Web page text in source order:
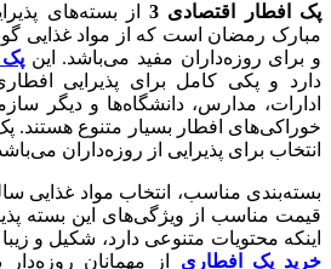
پک افطار اقتصادی 3
از بسته‌های
مبارک رمضان است که از مواد غذایی
و برای روزه‌داران مفید می‌باشد. این پک
دارد و پکی کامل برای پذیرایی
ادارات، مدارس، دانشگاه‌ها و دیگر
خوراکی‌های افطار بسیار متنوع هستند.
انتخاب برای پذیرایی از روزه‌داران
بسته‌بندی مناسب، انتخاب مواد غذایی
قیمت مناسب از ویژگی‌های این بسته
اینکه محتویات متنوعی دارد، شکیل و
خرید پک افطاری از مهمانان